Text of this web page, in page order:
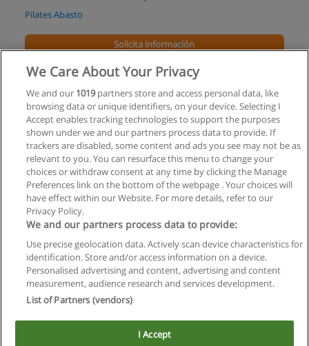
Pilates Abasto
Solicita información
1º Curso de Instructores de Tenis para Ciegos de
Argentina
Programa Tenis para Ciegos de Argentina
Solicita información
Privacidad de datos
Contactar con Educaedu
Copyright © Educaedu Business S.L. - CIF : B-95610580: -
We Care About Your Privacy
We and our 1019partners store and access personal data, like
browsing data or unique identifiers, on your device. Selecting I
Accept enables tracking technologies to support the purposes
shown under we and our partners process data to provide. If
trackers are disabled, some content and ads you see may not be as
relevant to you. You can resurface this menu to change your
choices or withdraw consent at any time by clicking the Manage
Preferences link on the bottom of the webpage . Your choices will
have effect within our Website. For more details, refer to our
Privacy Policy.
We and our partners process data to provide:
Use precise geolocation data. Actively scan device characteristics for
identification. Store and/or access information on a device.
Personalised advertising and content, advertising and content
measurement, audience research and services development.
List of Partners (vendors)
I Accept